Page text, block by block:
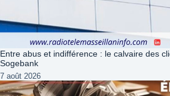
Entre abus et indifférence : le calvaire des
Sogebank
7 août 2026